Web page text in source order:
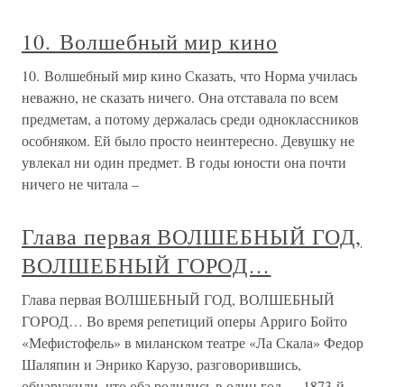
10. Волшебный мир кино
10. Волшебный мир кино Сказать, что Норма училась
неважно, не сказать ничего. Она отставала по всем
предметам, а потому держалась среди одноклассников
особняком. Ей было просто неинтересно. Девушку не
увлекал ни один предмет. В годы юности она почти
ничего не читала –
Глава первая ВОЛШЕБНЫЙ ГОД,
ВОЛШЕБНЫЙ ГОРОД…
Глава первая ВОЛШЕБНЫЙ ГОД, ВОЛШЕБНЫЙ
ГОРОД… Во время репетиций оперы Арриго Бойто
«Мефистофель» в миланском театре «Ла Скала» Федор
Шаляпин и Энрико Карузо, разговорившись,